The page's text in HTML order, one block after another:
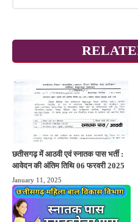
छतीसगढ़ में आठवी एवं स्नातक पास भर्ती :
आवेदन की अंतिम तिथि 06 फरवरी 2025
January 11, 2025